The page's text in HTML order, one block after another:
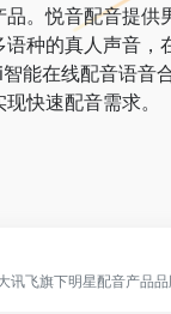
品。悦音配音提供
种的真人声音，
能在线配音语音
快速配音需求。